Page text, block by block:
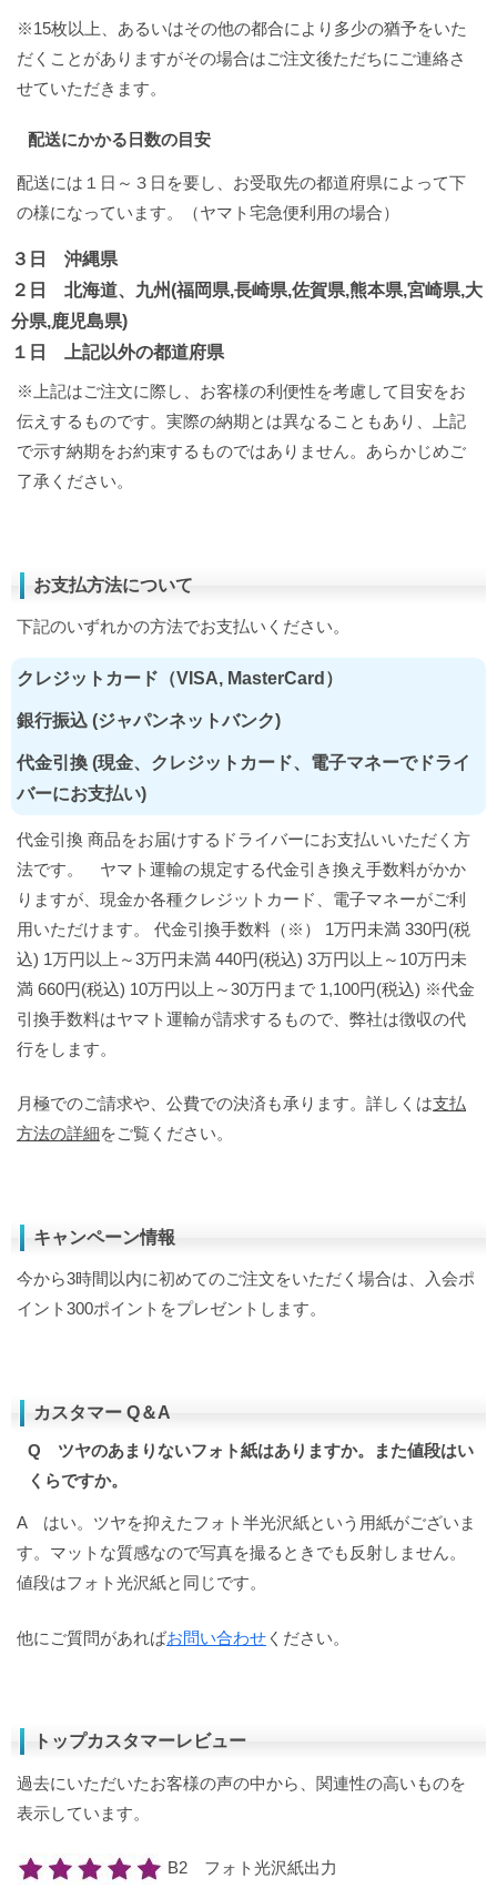
※15枚以上、あるいはその他の都合により多少の猶予をいた
だくことがありますがその場合はご注文後ただちにご連絡さ
せていただきます。
配送にかかる日数の目安
配送には１日～３日を要し、お受取先の都道府県によって下
の様になっています。（ヤマト宅急便利用の場合）
３日 沖縄県
２日 北海道、九州(福岡県,長崎県,佐賀県,熊本県,宮崎県,大
分県,鹿児島県)
１日 上記以外の都道府県
※上記はご注文に際し、お客様の利便性を考慮して目安をお
伝えするものです。実際の納期とは異なることもあり、上記
で示す納期をお約束するものではありません。あらかじめご
了承ください。
お支払方法について
下記のいずれかの方法でお支払いください。
クレジットカード（VISA, MasterCard）
銀行振込 (ジャパンネットバンク)
代金引換 (現金、クレジットカード、電子マネーでドライ
バーにお支払い)
代金引換 商品をお届けするドライバーにお支払いいただく方
法です。 ヤマト運輸の規定する代金引き換え手数料がかか
りますが、現金か各種クレジットカード、電子マネーがご利
用いただけます。 代金引換手数料（※） 1万円未満 330円(税
込) 1万円以上～3万円未満 440円(税込) 3万円以上～10万円未
満 660円(税込) 10万円以上～30万円まで 1,100円(税込) ※代金
引換手数料はヤマト運輸が請求するもので、弊社は徴収の代
行をします。
月極でのご請求や、公費での決済も承ります。詳しくは支払
方法の詳細をご覧ください。
キャンペーン情報
今から3時間以内に初めてのご注文をいただく場合は、入会ポ
イント300ポイントをプレゼントします。
カスタマー Q＆A
Q ツヤのあまりないフォト紙はありますか。また値段はい
くらですか。
A はい。ツヤを抑えたフォト半光沢紙という用紙がございま
す。マットな質感なので写真を撮るときでも反射しません。
値段はフォト光沢紙と同じです。
他にご質問があればお問い合わせ ください。
トップカスタマーレビュー
過去にいただいたお客様の声の中から、関連性の高いものを
表示しています。
B2 フォト光沢紙出力